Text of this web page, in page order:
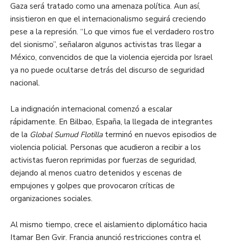
Gaza será tratado como una amenaza política. Aun así,
insistieron en que el internacionalismo seguirá creciendo
pese a la represión. “Lo que vimos fue el verdadero rostro
del sionismo”, señalaron algunos activistas tras llegar a
México, convencidos de que la violencia ejercida por Israel
ya no puede ocultarse detrás del discurso de seguridad
nacional.
La indignación internacional comenzó a escalar
rápidamente. En Bilbao, España, la llegada de integrantes
de la Global Sumud Flotillaterminó en nuevos episodios de
violencia policial. Personas que acudieron a recibir a los
activistas fueron reprimidas por fuerzas de seguridad,
dejando al menos cuatro detenidos y escenas de
empujones y golpes que provocaron críticas de
organizaciones sociales.
Al mismo tiempo, crece el aislamiento diplomático hacia
Itamar Ben Gvir. Francia anunció restricciones contra el